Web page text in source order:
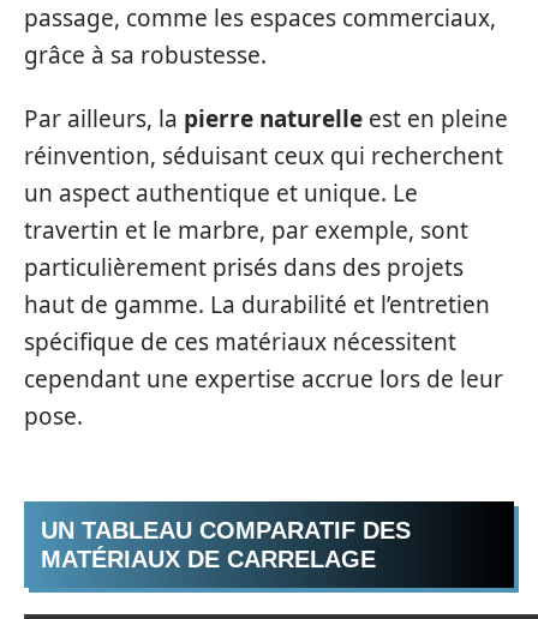
passage, comme les espaces commerciaux,
grâce à sa robustesse.
Par ailleurs, la pierre naturelle est en pleine
réinvention, séduisant ceux qui recherchent
un aspect authentique et unique. Le
travertin et le marbre, par exemple, sont
particulièrement prisés dans des projets
haut de gamme. La durabilité et l’entretien
spécifique de ces matériaux nécessitent
cependant une expertise accrue lors de leur
pose.
UN TABLEAU COMPARATIF DES
MATÉRIAUX DE CARRELAGE